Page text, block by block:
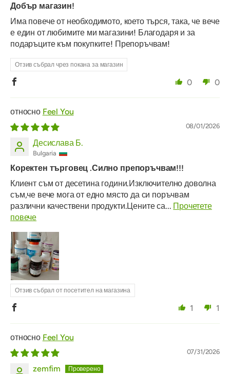
Добър магазин!
Има повече от необходимото, което търся, така, че вече
е един от любимите ми магазини! Благодаря и за
подаръците към покупките! Препоръчвам!
Отзив събрал чрез покана за магазин
0 0
Feel You
08/01/2026
Десислава Б.
Bulgaria
Коректен търговец .Силно препоръчвам!!!
Клиент съм от десетина години.Изключително доволна
съм,че вече мога от едно място да си поръчвам
различни качествени продукти.Цените са... Прочетете
повече
Отзив събрал от посетител на магазина
1 1
Feel You
07/31/2026
zemfim